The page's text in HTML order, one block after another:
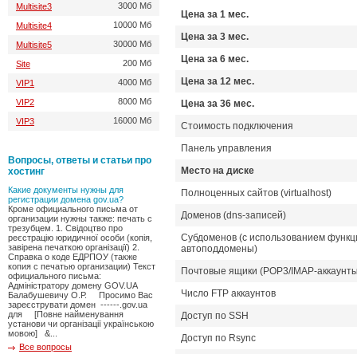
Цена за 1 мес.
Цена за 3 мес.
Цена за 6 мес.
Цена за 12 мес.
Цена за 36 мес.
Стоимость подключения
Панель управления
Место на диске
Полноценных сайтов (virtualhost)
Доменов (dns-записей)
Субдоменов (с использованием
автоподдомены)
Почтовые ящики (POP3/IMAP-
Число FTP аккаунтов
Доступ по SSH
Доступ по Rsync
Multisite3 3000 Мб
Multisite4 10000 Мб
Multisite5 30000 Мб
Site 200 Мб
VIP1 4000 Мб
VIP2 8000 Мб
VIP3 16000 Мб
Вопросы, ответы и статьи про
хостинг
Какие документы нужны для
регистрации домена gov.ua?
Кроме официального письма от
организации нужны также: печать с
трезубцем. 1. Свідоцтво про
реєстрацію юридичної особи (копія,
завірена печаткою організації) 2.
Справка о коде ЕДРПОУ (также
копия с печатью организации) Текст
официального письма:
Адміністратору домену GOV.UA
Балабушевичу О.Р. Просимо Вас
зареєструвати домен ------.gov.ua
для [Повне найменування
установи чи організації українською
мовою] &...
Все вопросы